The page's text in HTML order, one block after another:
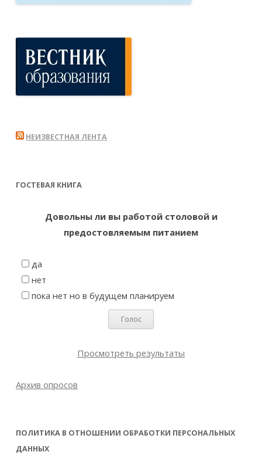
НЕИЗВЕСТНАЯ ЛЕНТА
ГОСТЕВАЯ КНИГА
Довольны ли вы работой столовой и
предостовляемым питанием
да
нет
пока нет но в будущем планируем
Просмотреть результаты
Архив опросов
ПОЛИТИКА В ОТНОШЕНИИ ОБРАБОТКИ ПЕРСОНАЛЬНЫХ
ДАННЫХ